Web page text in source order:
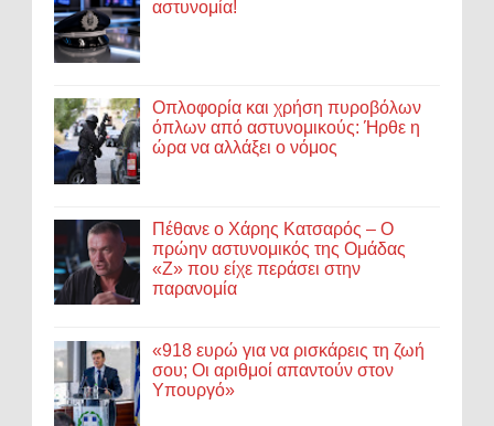
αστυνομία!
Οπλοφορία και χρήση πυροβόλων
όπλων από αστυνομικούς: Ήρθε η
ώρα να αλλάξει ο νόμος
Πέθανε ο Χάρης Κατσαρός – Ο
πρώην αστυνομικός της Ομάδας
«Ζ» που είχε περάσει στην
παρανομία
«918 ευρώ για να ρισκάρεις τη ζωή
σου; Οι αριθμοί απαντούν στον
Υπουργό»